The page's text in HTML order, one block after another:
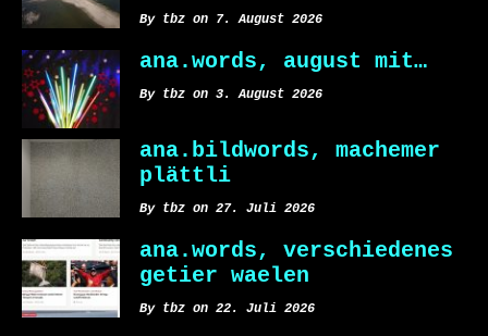
By tbz on 7. August 2026
ana.words, august mit…
By tbz on 3. August 2026
ana.bildwords, machemer
plättli
By tbz on 27. Juli 2026
ana.words, verschiedenes
getier waelen
By tbz on 22. Juli 2026